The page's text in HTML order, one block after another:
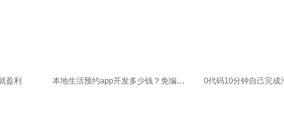
盈利 本地生活预约app开发多少钱？免编程app制作模式帮你节省90%